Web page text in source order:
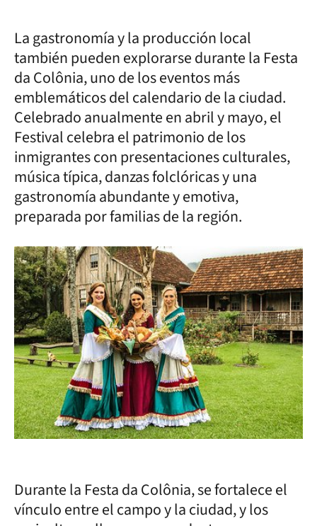
La gastronomía y la producción local
también pueden explorarse durante la Festa
da Colônia, uno de los eventos más
emblemáticos del calendario de la ciudad.
Celebrado anualmente en abril y mayo, el
Festival celebra el patrimonio de los
inmigrantes con presentaciones culturales,
música típica, danzas folclóricas y una
gastronomía abundante y emotiva,
preparada por familias de la región.
Durante la Festa da Colônia, se fortalece el
vínculo entre el campo y la ciudad, y los